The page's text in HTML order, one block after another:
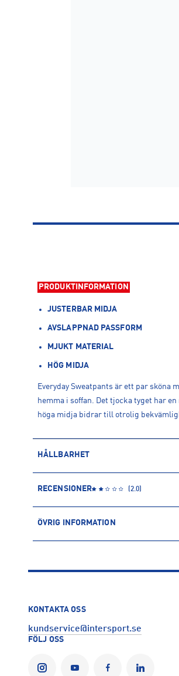
PRODUKTINFORMATION
JUSTERBAR MIDJA
AVSLAPPNAD PASSFORM
MJUKT MATERIAL
HÖG MIDJA
Everyday Sweatpants är ett par
hemma i soffan. Det tjocka tyget har
höga midja bidrar till otrolig
HÅLLBARHET
bomullsodlingen.
RECENSIONER (2.0)
ÖVRIG INFORMATION
Leverantörens produktnummer: 13498
Tillverkaradress: Norra stationsgatan
KONTAKTA OSS
kundservice@intersport.se
FÖLJ OSS